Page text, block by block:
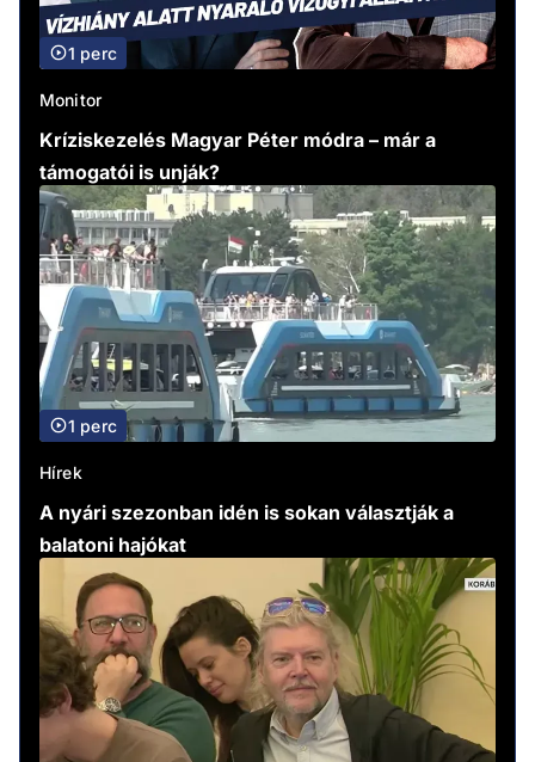
1 perc
Monitor
Kríziskezelés Magyar Péter módra – már a
támogatói is unják?
1 perc
Hírek
A nyári szezonban idén is sokan választják a
balatoni hajókat